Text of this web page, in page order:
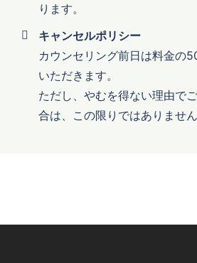
ります。
キャンセルポリシー
カウンセリング前日は料金の
いただきます。
ただし、やむを得ない理由で
合は、この限りではありません